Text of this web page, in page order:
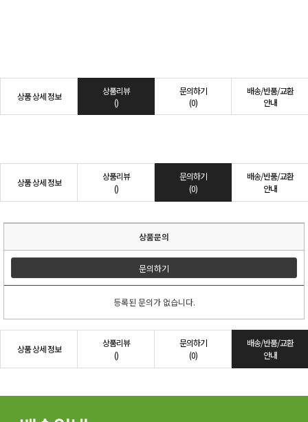
상품 상세 정보
상품리뷰
()
문의하기
(0)
배송/반품/교환
안내
상품 상세 정보
상품리뷰
()
문의하기
(0)
배송/반품/교환
안내
상품문의
문의하기
등록된 문의가 없습니다.
상품 상세 정보
상품리뷰
()
문의하기
(0)
배송/반품/교환
안내